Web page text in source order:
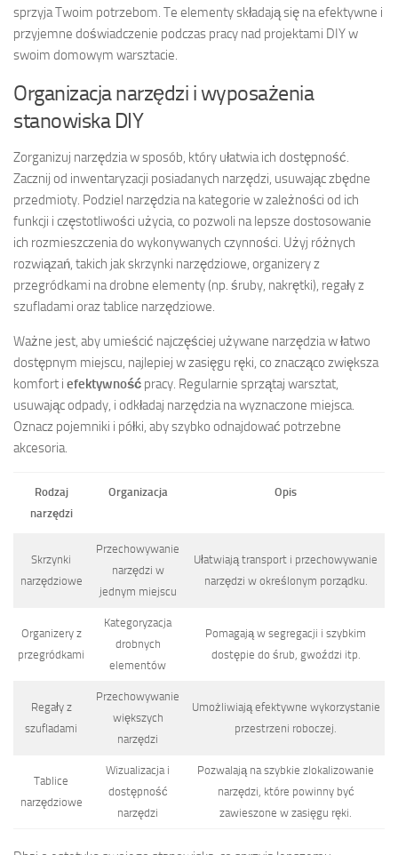
sprzyja Twoim potrzebom. Te elementy składają się na efektywne i
przyjemne doświadczenie podczas pracy nad projektami DIY w
swoim domowym warsztacie.
Organizacja narzędzi i wyposażenia
stanowiska DIY
Zorganizuj narzędzia w sposób, który ułatwia ich dostępność.
Zacznij od inwentaryzacji posiadanych narzędzi, usuwając zbędne
przedmioty. Podziel narzędzia na kategorie w zależności od ich
funkcji i częstotliwości użycia, co pozwoli na lepsze dostosowanie
ich rozmieszczenia do wykonywanych czynności. Użyj różnych
rozwiązań, takich jak skrzynki narzędziowe, organizery z
przegródkami na drobne elementy (np. śruby, nakrętki), regały z
szufladami oraz tablice narzędziowe.
Ważne jest, aby umieścić najczęściej używane narzędzia w łatwo
dostępnym miejscu, najlepiej w zasięgu ręki, co znacząco zwiększa
komfort i efektywność pracy. Regularnie sprzątaj warsztat,
usuwając odpady, i odkładaj narzędzia na wyznaczone miejsca.
Oznacz pojemniki i półki, aby szybko odnajdować potrzebne
akcesoria.
Rodzaj
narzędzi
Organizacja Opis
Skrzynki
narzędziowe
Przechowywanie
narzędzi w
jednym miejscu
Ułatwiają transport i przechowywanie
narzędzi w określonym porządku.
Organizery z
przegródkami
Kategoryzacja
drobnych
elementów
Pomagają w segregacji i szybkim
dostępie do śrub, gwoździ itp.
Regały z
szufladami
Przechowywanie
większych
narzędzi
Umożliwiają efektywne wykorzystanie
przestrzeni roboczej.
Tablice
narzędziowe
Wizualizacja i
dostępność
narzędzi
Pozwalają na szybkie zlokalizowanie
narzędzi, które powinny być
zawieszone w zasięgu ręki.